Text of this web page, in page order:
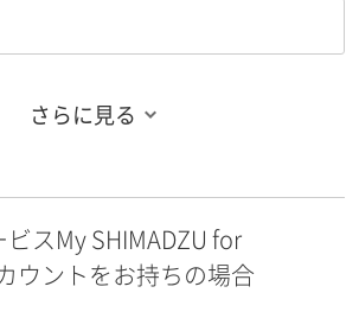
さらに見る
スMy SHIMADZU for
ウントをお持ちの場合